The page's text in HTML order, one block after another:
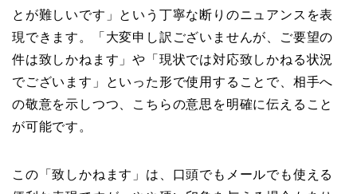
とが難しいです」という丁寧な断りのニュアンスを表
現できます。「大変申し訳ございませんが、ご要望の
件は致しかねます」や「現状では対応致しかねる状況
でございます」といった形で使用することで、相手へ
の敬意を示しつつ、こちらの意思を明確に伝えること
が可能です。
この「致しかねます」は、口頭でもメールでも使える